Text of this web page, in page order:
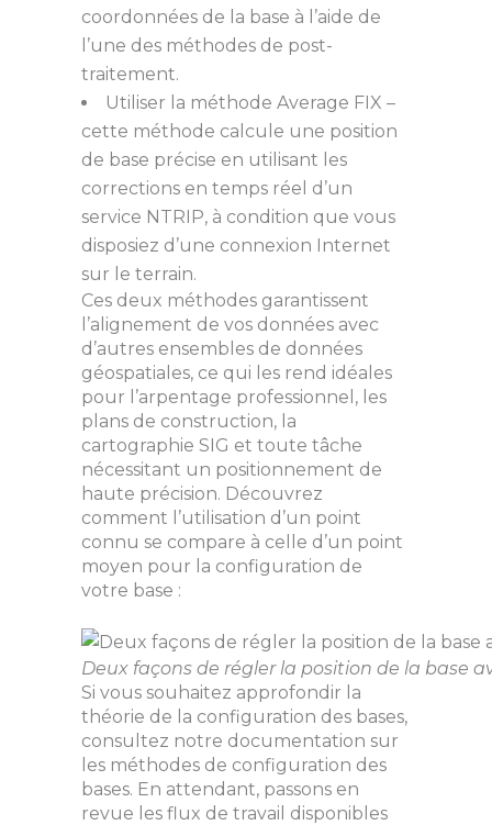
coordonnées de la base à l’aide de
l’une des méthodes de post-
traitement.
Utiliser la méthode Average FIX –
cette méthode calcule une position
de base précise en utilisant les
corrections en temps réel d’un
service NTRIP, à condition que vous
disposiez d’une connexion Internet
sur le terrain.
Ces deux méthodes garantissent
l’alignement de vos données avec
d’autres ensembles de données
géospatiales, ce qui les rend idéales
pour l’arpentage professionnel, les
plans de construction, la
cartographie SIG et toute tâche
nécessitant un positionnement de
haute précision. Découvrez
comment l’utilisation d’un point
connu se compare à celle d’un point
moyen pour la configuration de
votre base :
Deux façons de régler la position de la base
Si vous souhaitez approfondir la
théorie de la configuration des bases,
consultez notre documentation sur
les méthodes de configuration des
bases. En attendant, passons en
revue les flux de travail disponibles